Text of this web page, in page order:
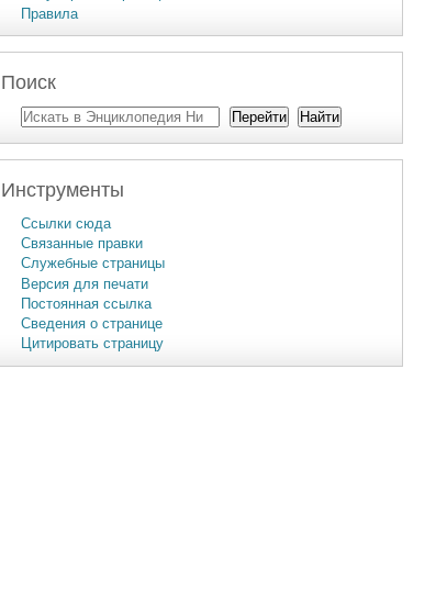
Правила
Поиск
Инструменты
Ссылки сюда
Связанные правки
Служебные страницы
Версия для печати
Постоянная ссылка
Сведения о странице
Цитировать страницу